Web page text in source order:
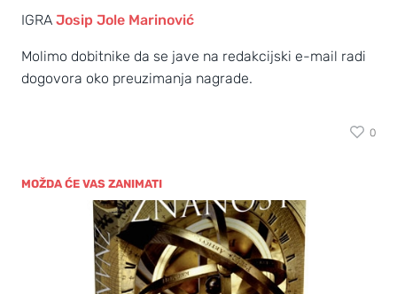
IGRA Josip Jole Marinović
Molimo dobitnike da se jave na redakcijski e-mail radi
dogovora oko preuzimanja nagrade.
0
MOŽDA ĆE VAS ZANIMATI